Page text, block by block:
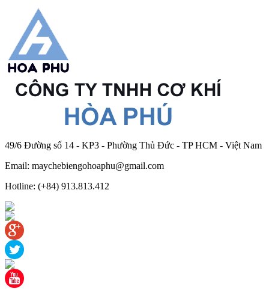
49/6 Đường số 14 - KP3 - Phường Thủ Đức - TP HCM - Việt Nam
Email: maychebiengohoaphu@gmail.com
Hotline: (+84) 913.813.412